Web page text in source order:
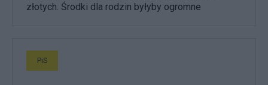
złotych. Środki dla rodzin byłyby ogromne
PiS